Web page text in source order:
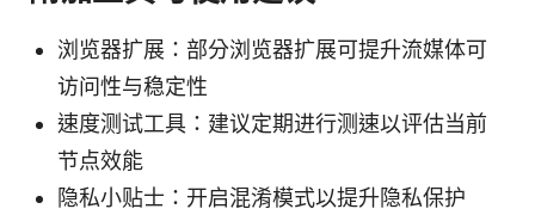
浏览器扩展：部分浏览器扩展可提升流媒体可
访问性与稳定性
速度测试工具：建议定期进行测速以评估当前
节点效能
隐私小贴士：开启混淆模式以提升隐私保护